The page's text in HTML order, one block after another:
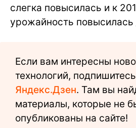
слегка повысилась и к
урожайность повысилась
Если вам интересны
технологий,
Яндекс.Дзен. Там вы
материалы, которые не
опубликованы на сайте!